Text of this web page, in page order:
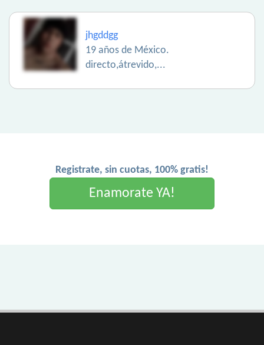
jhgddgg
19 años de México.
directo,átrevido,...
Registrate, sin cuotas, 100% gratis!
Enamorate YA!